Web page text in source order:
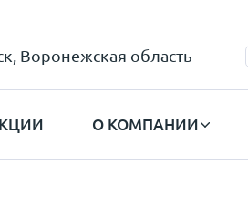
Воронежская область
О КОМПАНИИ